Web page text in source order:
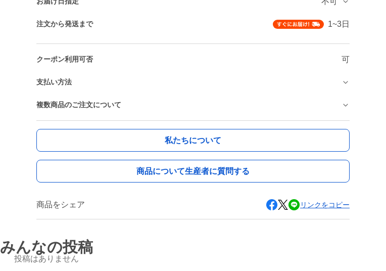
注文から発送まで 1~3日
クーポン利用可否 可
支払い方法
複数商品のご注文について
私たちについて
商品について生産者に質問する
商品をシェア リンクをコピー
みんなの投稿
投稿はありません